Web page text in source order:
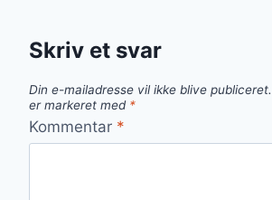
Skriv et svar
Din e-mailadresse vil ikke blive publiceret.
er markeret med *
Kommentar *